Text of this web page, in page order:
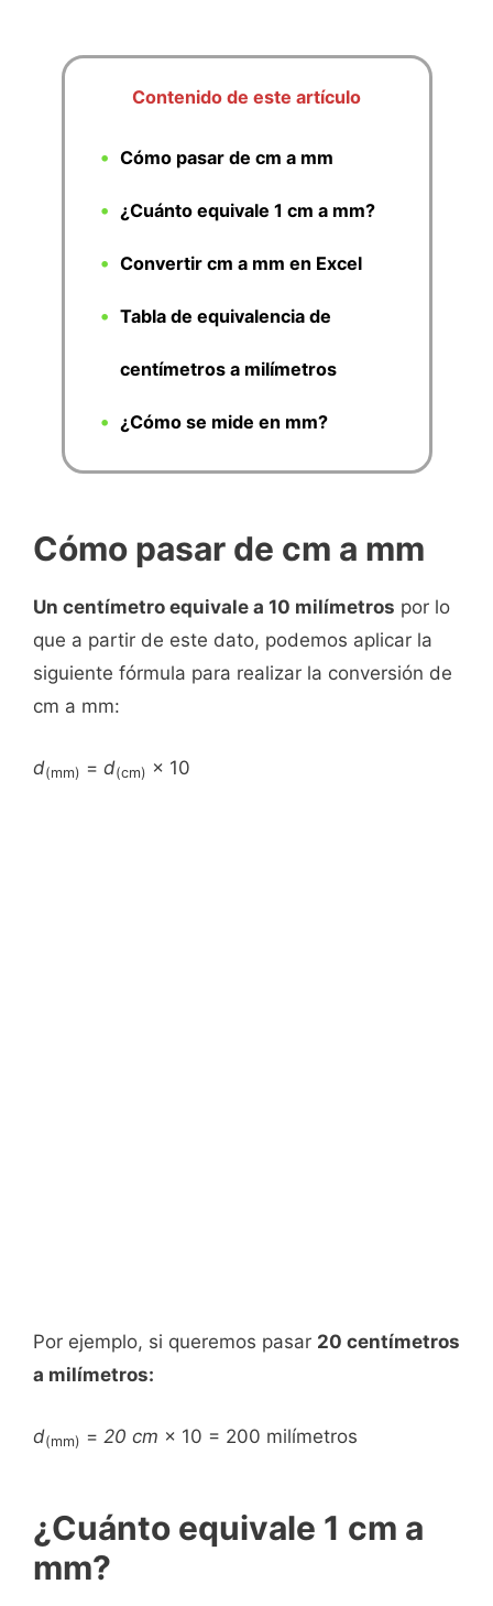
Contenido de este artículo
Cómo pasar de cm a mm
¿Cuánto equivale 1 cm a mm?
Convertir cm a mm en Excel
Tabla de equivalencia de
centímetros a milímetros
¿Cómo se mide en mm?
Cómo pasar de cm a mm
Un centímetro equivale a 10 milímetros por lo
que a partir de este dato, podemos aplicar la
siguiente fórmula para realizar la conversión de
cm a mm:
d(mm) = d(cm) × 10
Por ejemplo, si queremos pasar 20 centímetros
a milímetros:
d(mm) = 20 cm × 10 = 200 milímetros
¿Cuánto equivale 1 cm a
mm?